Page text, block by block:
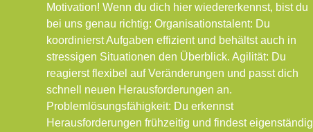
Motivation! Wenn du dich hier wiedererkennst, bist du
bei uns genau richtig: Organisationstalent: Du
koordinierst Aufgaben effizient und behältst auch in
stressigen Situationen den Überblick. Agilität: Du
reagierst flexibel auf Veränderungen und passt dich
schnell neuen Herausforderungen an.
Problemlösungsfähigkeit: Du erkennst
Herausforderungen frühzeitig und findest eigenständig